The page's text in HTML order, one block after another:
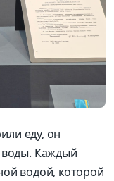
еду, он
воды. Каждый
водой, которой